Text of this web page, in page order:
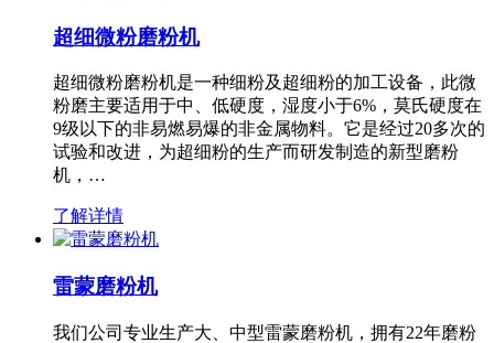
超细微粉磨粉机
超细微粉磨粉机是一种细粉及超细粉的加工设备，此微
粉磨主要适用于中、低硬度，湿度小于6%，莫氏硬度在
9级以下的非易燃易爆的非金属物料。它是经过20多次的
试验和改进，为超细粉的生产而研发制造的新型磨粉
机，…
了解详情
雷蒙磨粉机
我们公司专业生产大、中型雷蒙磨粉机，拥有22年磨粉